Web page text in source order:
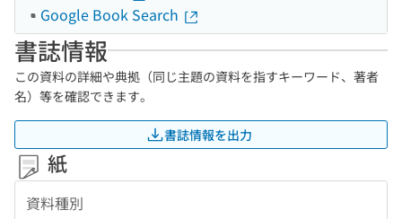
Google Book Search
書誌情報
この資料の詳細や典拠（同じ主題の資料を指すキーワード、著者
名）等を確認できます。
書誌情報を出力
紙
資料種別